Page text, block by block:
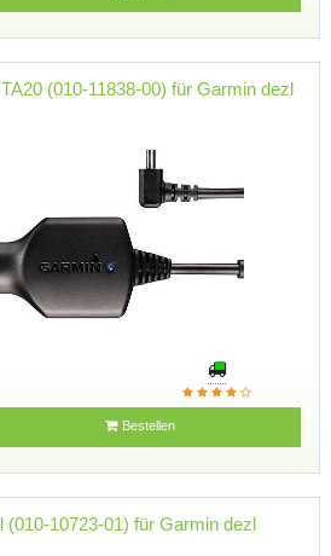
(010-11838-00) für Garmin dezl
Bestellen
10723-01) für Garmin dezl